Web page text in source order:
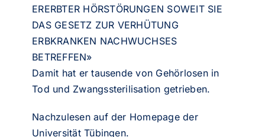
ERERBTER HÖRSTÖRUNGEN SOWEIT SIE
DAS GESETZ ZUR VERHÜTUNG
ERBKRANKEN NACHWUCHSES
BETREFFEN»
Damit hat er tausende von Gehörlosen in
Tod und Zwangssterilisation getrieben.
Nachzulesen auf der Homepage der
Universität Tübingen.